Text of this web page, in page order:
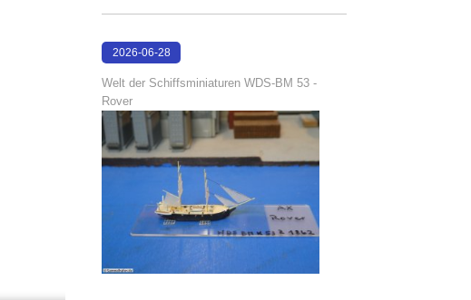
2026-06-28
Welt der Schiffsminiaturen WDS-BM 53 -
Rover